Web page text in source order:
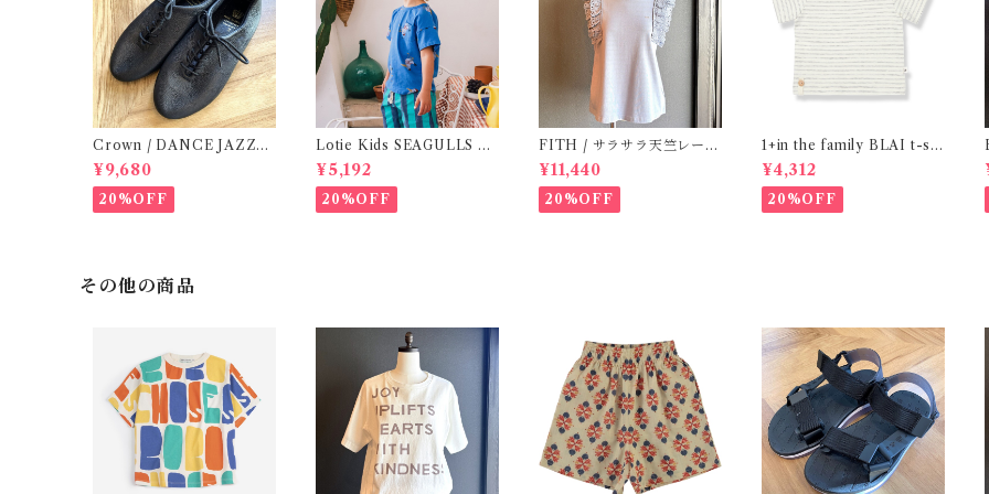
Crown / DANCE JAZZ
(3:22cm / 6:24-24,5 ) Bla
ck
¥9,680
20%OFF
Lotie Kids SEAGULLS Te
e (12m- 8Y)
¥5,192
20%OFF
FITH / サラサラ天竺レース
Tシャツ (BL) / 145・155
¥11,440
20%OFF
1+in the family BLAI t-shi
rt (Grey)
¥4,312
20%OFF
その他の商品